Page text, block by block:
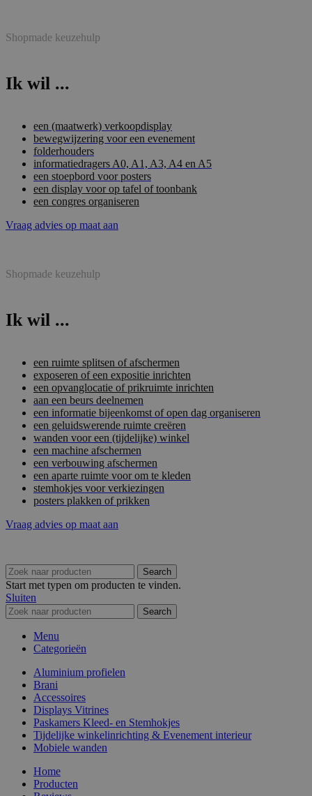
Shopmade keuzehulp
Ik wil ...
een (maatwerk) verkoopdisplay
bewegwijzering voor een evenement
folderhouders
informatiedragers A0, A1, A3, A4 en A5
een stoepbord voor posters
een display voor op tafel of toonbank
een congres organiseren
Vraag advies op maat aan
Shopmade keuzehulp
Ik wil ...
een ruimte splitsen of afschermen
exposeren of een expositie inrichten
een opvanglocatie of prikruimte inrichten
aan een beurs deelnemen
een informatie bijeenkomst of open dag organiseren
een geluidswerende ruimte creëren
wanden voor een (tijdelijke) winkel
een machine afschermen
een verbouwing afschermen
een aparte ruimte voor om te kleden
stemhokjes voor verkiezingen
posters plakken of prikken
Vraag advies op maat aan
Search
Start met typen om producten te vinden.
Sluiten
Search
Menu
Categorieën
Aluminium profielen
Brani
Accessoires
Displays Vitrines
Paskamers Kleed- en Stemhokjes
Tijdelijke winkelinrichting & Evenement interieur
Mobiele wanden
Home
Producten